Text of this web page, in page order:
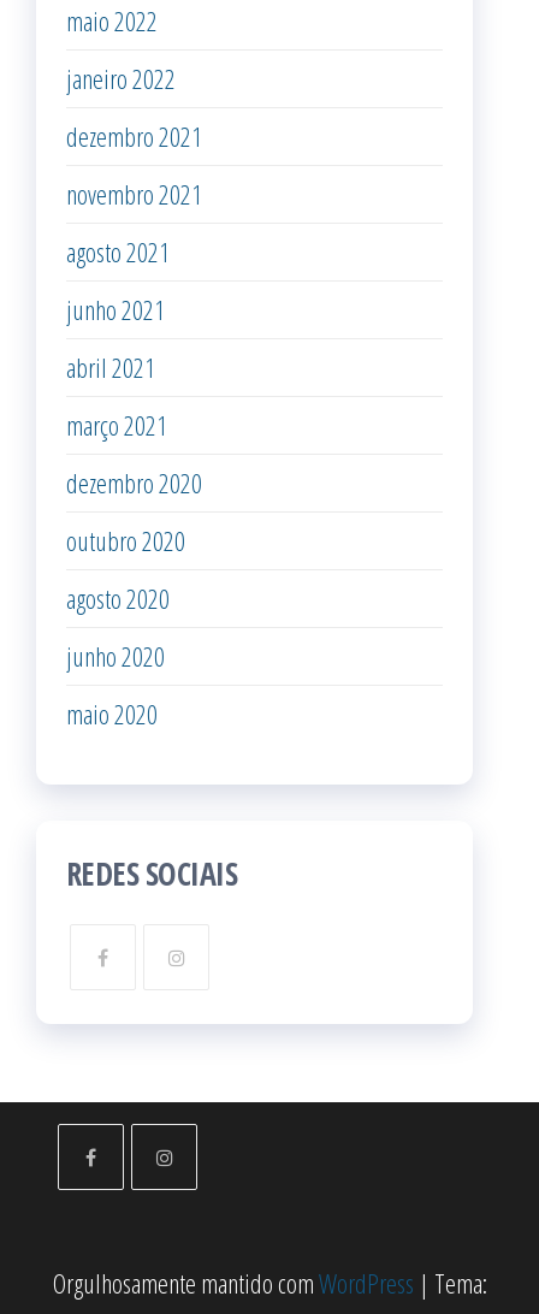
maio 2022
janeiro 2022
dezembro 2021
novembro 2021
agosto 2021
junho 2021
abril 2021
março 2021
dezembro 2020
outubro 2020
agosto 2020
junho 2020
maio 2020
REDES SOCIAIS
Orgulhosamente mantido comWordPress | Tema: